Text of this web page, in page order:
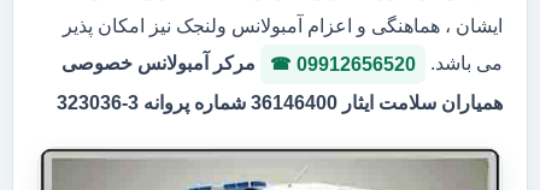
ایشان ، هماهنگی و اعزام آمبولانس ولنجک نیز امکان پذیر
می باشد.
09912656520
مرکر آمبولانس خصوصی
همیاران سلامت ایثار 36146400 شماره پروانه 3-323036